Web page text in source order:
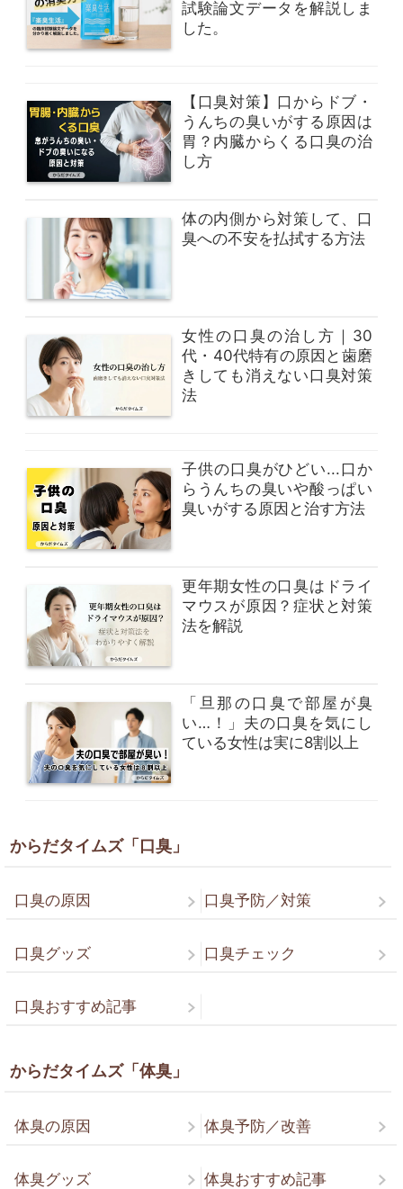
試験論文データを解説しま
した。
【口臭対策】口からドブ・
うんちの臭いがする原因は
胃？内臓からくる口臭の治
し方
体の内側から対策して、口
臭への不安を払拭する方法
女性の口臭の治し方｜30
代・40代特有の原因と歯磨
きしても消えない口臭対策
法
子供の口臭がひどい...口か
らうんちの臭いや酸っぱい
臭いがする原因と治す方法
更年期女性の口臭はドライ
マウスが原因？症状と対策
法を解説
「旦那の口臭で部屋が臭
い…！」夫の口臭を気にし
ている女性は実に8割以上
からだタイムズ「口臭」
口臭の原因 口臭予防／対策
口臭グッズ 口臭チェック
口臭おすすめ記事
からだタイムズ「体臭」
体臭の原因 体臭予防／改善
体臭グッズ 体臭おすすめ記事